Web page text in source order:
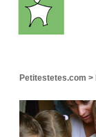
Petitestetes.com >